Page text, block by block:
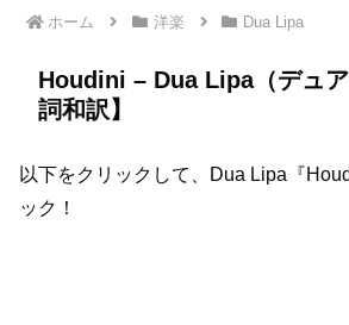
ホーム 洋楽 Dua Lipa
Houdini – Dua Lipa（デュ
詞和訳】
以下をクリックして、Dua Lipa『
ック！